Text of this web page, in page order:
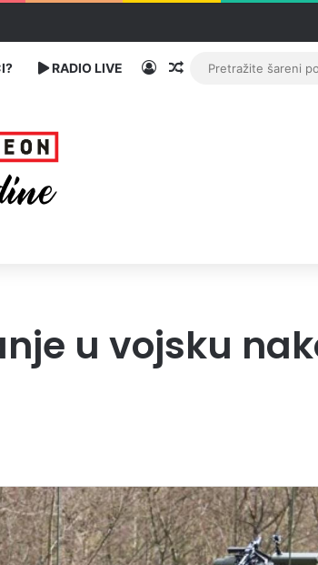
RADIO LIVE PrijavaRandom članak
u vojsku